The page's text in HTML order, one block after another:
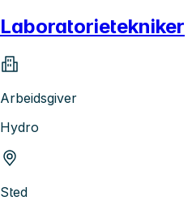
Laboratorietekniker
Arbeidsgiver
Hydro
Sted